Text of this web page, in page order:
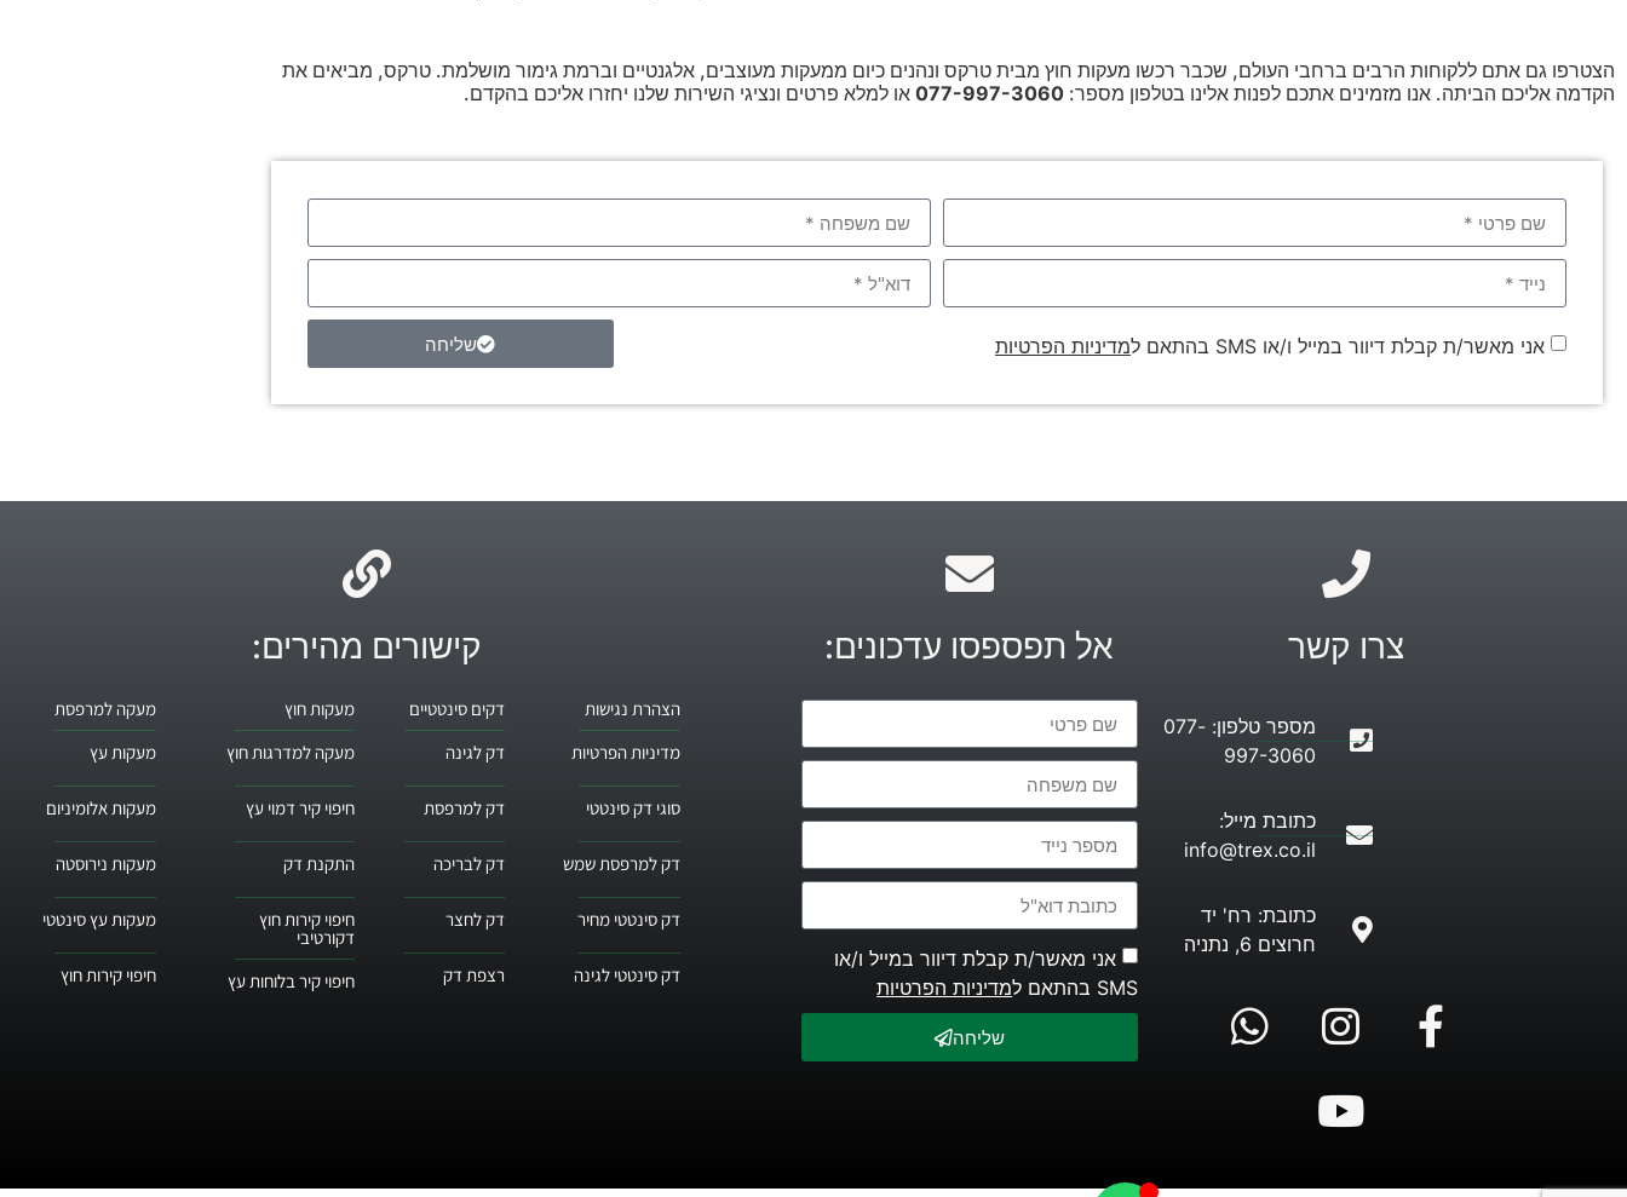
הצטרפו גם אתם ללקוחות הרבים ברחבי העולם, שכבר רכשו מעקות חוץ מבית טרקס ונהנים כיום ממעקות מעוצבים, אלגנטיים וברמת גימור מושלמת. טרקס, מביאים את
הקדמה אליכם הביתה. אנו מזמינים אתכם לפנות אלינו בטלפון מספר: 077-997-3060 או למלא פרטים ונציגי השירות שלנו יחזרו אליכם בהקדם.
אני מאשר/ת קבלת דיוור במייל ו/או SMS בהתאם ל מדיניות הפרטיות שליחה
צרו קשר
מספר טלפון: 077-
997-3060
כתובת מייל:
info@trex.co.il
כתובת: רח' יד
חרוצים 6, נתניה
אל תפספסו עדכונים:
אני מאשר/ת קבלת דיוור במייל ו/או
SMS בהתאם ל
מדיניות הפרטיות
שליחה
קישורים מהירים:
הצהרת נגישות
מדיניות הפרטיות
סוגי דק סינטטי
דק למרפסת שמש
דק סינטטי מחיר
דק סינטטי לגינה
דקים סינטטיים
דק לגינה
דק למרפסת
דק לבריכה
דק לחצר
רצפת דק
מעקות חוץ
מעקה למדרגות חוץ
חיפוי קיר דמוי עץ
התקנת דק
חיפוי קירות חוץ
דקורטיבי
חיפוי קיר בלוחות עץ
מעקה למרפסת
מעקות עץ
מעקות אלומיניום
מעקות נירוסטה
מעקות עץ סינטטי
חיפוי קירות חוץ